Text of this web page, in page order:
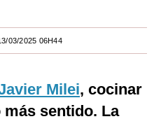
03/2025 06H44
Milei, cocinar
sentido. La